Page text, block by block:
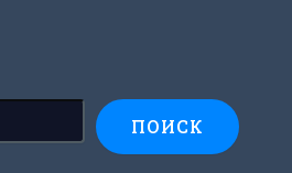
ПОИСК